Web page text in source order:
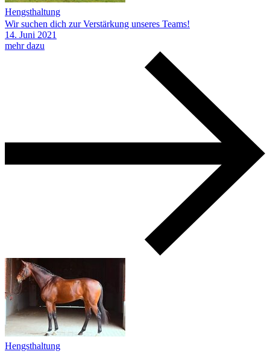
Hengsthaltung
Wir suchen dich zur Verstärkung unseres Teams!
14. Juni 2021
mehr dazu
Hengsthaltung